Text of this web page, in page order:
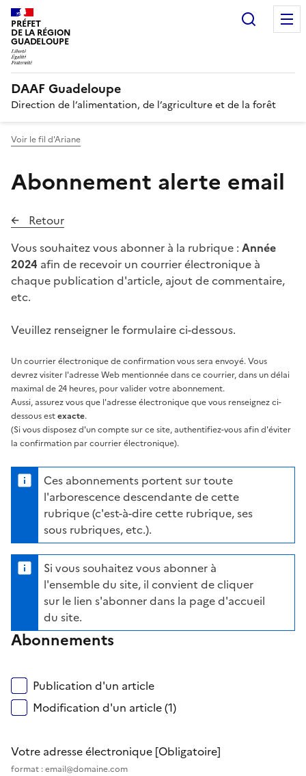
PRÉFET
DE LA RÉGION
GUADELOUPE
DAAF Guadeloupe
Direction de l’alimentation, de l’agriculture et de la forêt
Voir le fil d'Ariane
Abonnement alerte email
Retour
Vous souhaitez vous abonner à la rubrique : Année
2024 afin de recevoir un courrier électronique à
chaque publication d'article, ajout de commentaire,
etc.
Veuillez renseigner le formulaire ci-dessous.
Un courrier électronique de confirmation vous sera envoyé. Vous
devrez visiter l'adresse Web mentionnée dans ce courrier, dans un délai
maximal de 24 heures, pour valider votre abonnement.
Aussi, assurez vous que l'adresse électronique que vous renseignez ci-
dessous estexacte.
(Si vous disposez d'un compte sur ce site, authentifiez-vous afin d'éviter
la confirmation par courrier électronique).
Ces abonnements portent sur toute
l'arborescence descendante de cette
rubrique (c'est-à-dire cette rubrique, ses
sous rubriques, etc.).
Si vous souhaitez vous abonner à
l'ensemble du site, il convient de cliquer
sur le lien s'abonner dans la page d'accueil
du site.
Abonnements
Publication d'un article
Modification d'un article (1)
Votre adresse électronique [Obligatoire]
format : email@domaine.com